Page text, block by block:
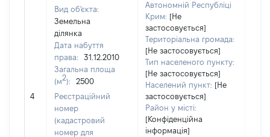
4
Вид об'єкта:
Земельна
ділянка
Дата набуття
права:
31.12.2010
Загальна площа
(м2):
2500
Реєстраційний
номер
(кадастровий
номер для
Автономній Республіці
Крим: [Не
застосовується]
Територіальна громада:
[Не застосовується]
Тип населеного пункту:
[Не застосовується]
Населений пункт: [Не
застосовується]
Район у місті:
[Конфіденційна
інформація]